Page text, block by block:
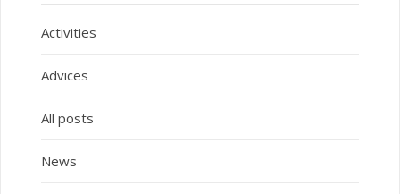
Activities
Advices
All posts
News